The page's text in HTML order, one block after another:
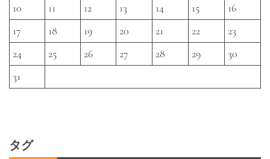
10
11 12 13 14 15
16
17
18 19 20 21 22
23
24
25 26 27 28 29
30
31
タグ